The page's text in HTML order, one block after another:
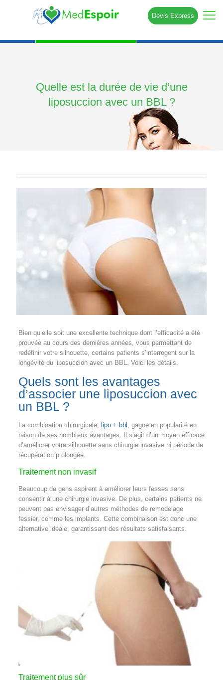
Devis Express
Quelle est la durée de vie d’une
liposuccion avec un BBL ?
Bien qu’elle soit une excellente technique dont l’efficacité a été
prouvée au cours des dernières années, vous permettant de
redéfinir votre silhouette, certains patients s’interrogent sur la
longévité du liposuccion avec un BBL. Voici les détails.
Quels sont les avantages
d’associer une liposuccion avec
un BBL ?
La combination chirurgicale, lipo + bbl , gagne en popularité en
raison de ses nombreux avantages. Il s’agit d’un moyen efficace
d’améliorer votre silhouette sans chirurgie invasive ni période de
récupération prolongée.
Traitement non invasif
Beaucoup de gens aspirent à améliorer leurs fesses sans
consentir à une chirurgie invasive. De plus, certains patients ne
peuvent pas envisager d’autres méthodes de remodelage
fessier, comme les implants. Cette combinaison est donc une
alternative idéale, garantissant des résultats satisfaisants.
Traitement plus sûr